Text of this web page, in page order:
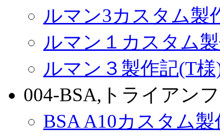
ルマン3カスタム製
ルマン１カスタム
ルマン３製作記(T様
004-BSA,トライアンフ
BSA A10カスタム製